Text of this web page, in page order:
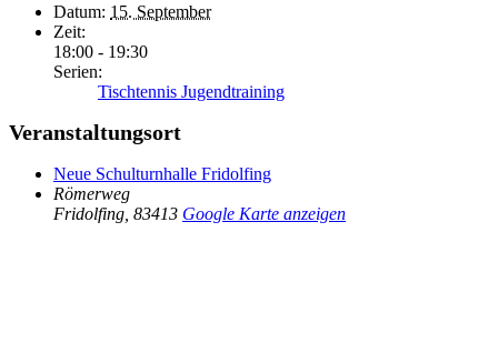
Datum: 15. September
Zeit:
18:00 - 19:30
Serien:
Tischtennis Jugendtraining
Veranstaltungsort
Neue Schulturnhalle Fridolfing
Römerweg
Fridolfing 83413 Google Karte anzeigen